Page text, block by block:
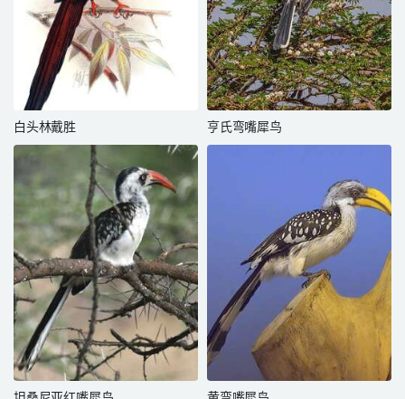
白头林戴胜 亨氏弯嘴犀鸟